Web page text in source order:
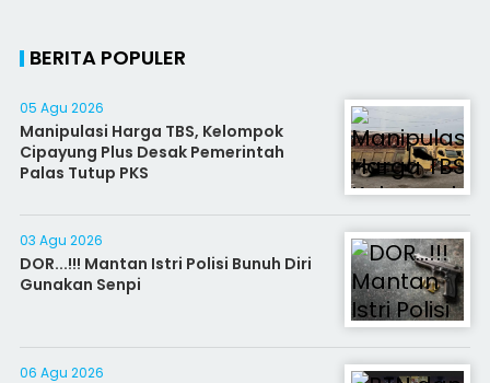
BERITA POPULER
05 Agu 2026
Manipulasi Harga TBS, Kelompok
Cipayung Plus Desak Pemerintah
Palas Tutup PKS
03 Agu 2026
DOR...!!! Mantan Istri Polisi Bunuh Diri
Gunakan Senpi
06 Agu 2026